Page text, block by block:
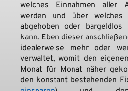
welches Einnahmen aller
werden und über welches
abgehoben oder bargeldlos
kann. Eben dieser
idealerweise mehr oder
verwaltet, womit den
Monat für Monat näher
den konstant bestehenden